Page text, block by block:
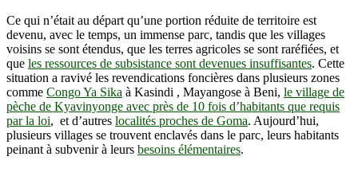
Ce qui n’était au départ qu’une portion réduite de territoire est
devenu, avec le temps, un immense parc, tandis que les villages
voisins se sont étendus, que les terres agricoles se sont raréfiées, et
que les ressources de subsistance sont devenues insuffisantes. Cette
situation a ravivé les revendications foncières dans plusieurs zones
comme Congo Ya Sika à Kasindi , Mayangose à Beni, le village de
pèche de Kyavinyonge avec près de 10 fois d’habitants que requis
par la loi, et d’autres localités proches de Goma. Aujourd’hui,
plusieurs villages se trouvent enclavés dans le parc, leurs habitants
peinant à subvenir à leurs besoins élémentaires.